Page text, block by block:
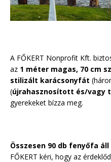
A FŐKERT Nonprofit Kft.
az 1 méter magas, 70 cm
stilizált karácsonyfát
(újrahasznosított és/vagy
gyerekeket bízza meg.
Összesen 90 db fenyőfa
FŐKERT kéri, hogy az